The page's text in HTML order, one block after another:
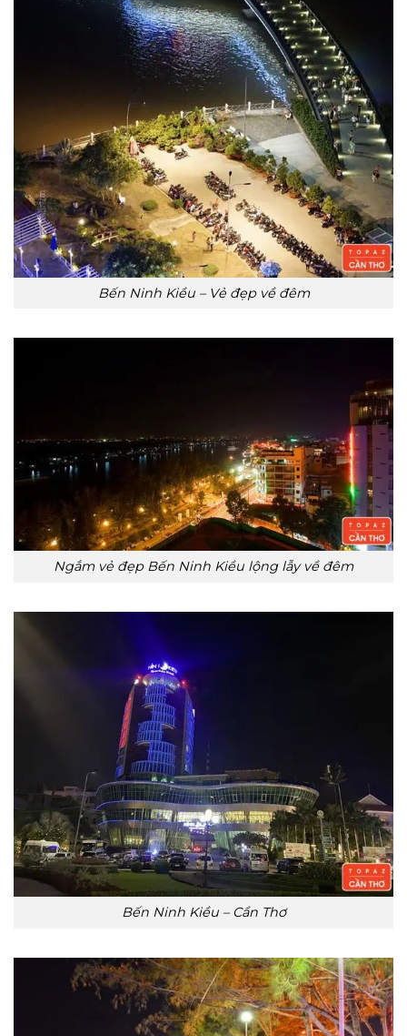
Bến Ninh Kiều – Vẻ đẹp về đêm
Ngắm vẻ đẹp Bến Ninh Kiều lộng lẫy về đêm
Bến Ninh Kiều – Cần Thơ